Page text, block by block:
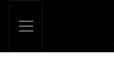
Panneau de gestion des